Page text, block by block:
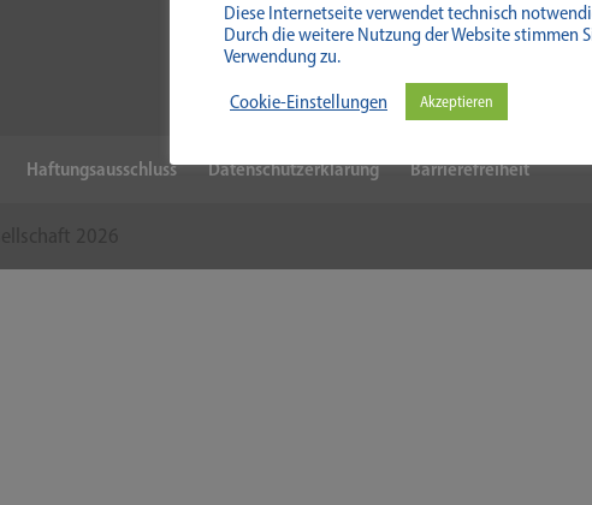
Haftungsausschluss Datenschutzerklärung Barrierefreiheit
Diese Internetseite verwendet technisch
Durch die weitere Nutzung der Website stimmen
Verwendung zu.
Cookie-Einstellungen
Akzeptieren